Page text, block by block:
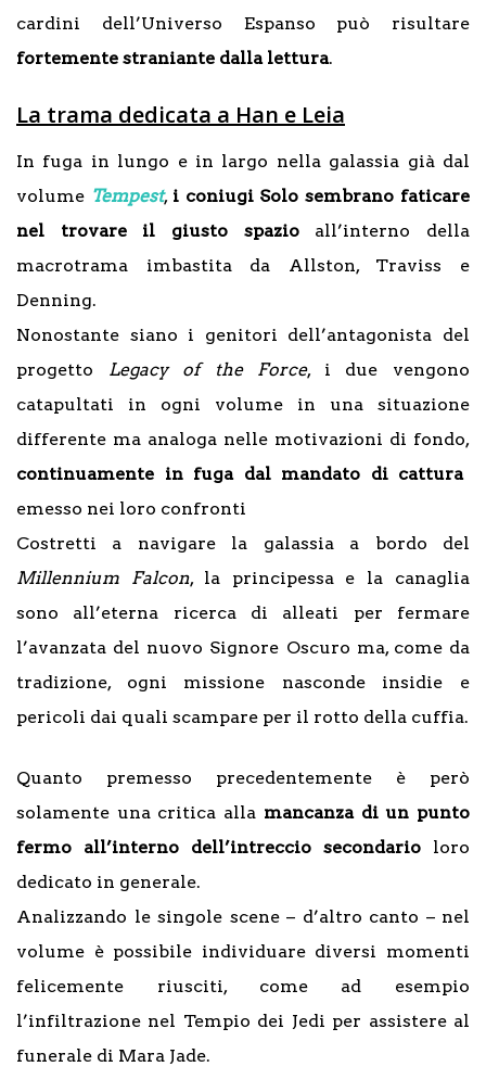
cardini dell’Universo Espanso può risultare
fortemente straniante dalla lettura.
La trama dedicata a Han e Leia
In fuga in lungo e in largo nella galassia già dal
volume Tempest, i coniugi Solo sembrano faticare
nel trovare il giusto spazioall’interno della
macrotrama imbastita da Allston, Traviss e
Denning.
Nonostante siano i genitori dell’antagonista del
progetto Legacy of the Force, i due vengono
catapultati in ogni volume in una situazione
differente ma analoga nelle motivazioni di fondo,
continuamente in fuga dal mandato di cattura
emesso nei loro confronti
Costretti a navigare la galassia a bordo del
Millennium Falcon, la principessa e la canaglia
sono all’eterna ricerca di alleati per fermare
l’avanzata del nuovo Signore Oscuro ma, come da
tradizione, ogni missione nasconde insidie e
pericoli dai quali scampare per il rotto della cuffia.
Quanto premesso precedentemente è però
solamente una critica alla mancanza di un punto
fermo all’interno dell’intreccio secondario loro
dedicato in generale.
Analizzando le singole scene – d’altro canto – nel
volume è possibile individuare diversi momenti
felicemente riusciti, come ad esempio
l’infiltrazione nel Tempio dei Jedi per assistere al
funerale di Mara Jade.